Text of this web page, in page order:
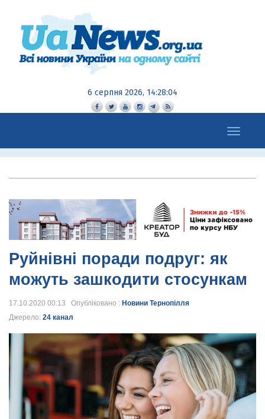
6 серпня 2026, 14:28:05
Toggle
navigation
Руйнівні поради подруг: як
можуть зашкодити стосункам
17.10.2020 00:13 Опубліковано : Новини Тернопілля
Джерело: 24 канал